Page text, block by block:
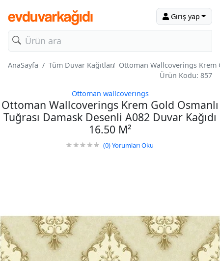
Giriş yap
AnaSayfa Tüm Duvar Kağıtları Ottoman Wallcoverings Krem
Ürün Kodu: 857
Ottoman wallcoverings
Ottoman Wallcoverings Krem Gold Osmanlı
Tuğrası Damask Desenli A082 Duvar Kağıdı
16.50 M²
(0)Yorumları Oku